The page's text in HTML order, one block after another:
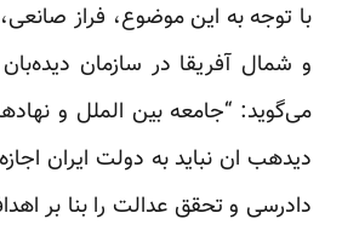
با توجه به این موضوع، فراز
و شمال آفریقا در سازمان
می‌گوید: “جامعه بین الملل و
دیده‏ب ان نباید به دولت ایران
دادرسی و تحقق عدالت را بنا بر